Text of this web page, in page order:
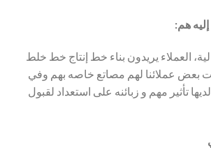
هم:
العملاء يريدون بناء خط إنتاج خط خلط
بعض عملائنا لهم مصاتع خاصه بهم وفي
تأثير مهم و زبائنه على استعداد لقبول